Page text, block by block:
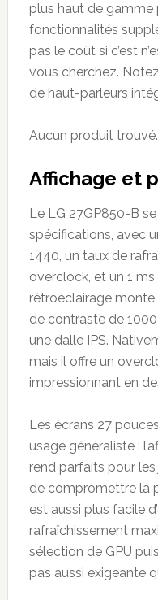
plus haut de gamme
fonctionnalités
pas le coût si c’est
vous cherchez.
de haut-parleurs
Aucun produit trouvé.
Affichage et
Le LG 27GP850-B
spécifications, avec
1440, un taux de
overclock, et un 1
rétroéclairage
de contraste de
une dalle IPS.
mais il offre un
impressionnant en
Les écrans 27
usage généraliste :
rend parfaits pour
de compromettre la
est aussi plus facile
rafraîchissement
sélection de GPU
pas aussi exigeante